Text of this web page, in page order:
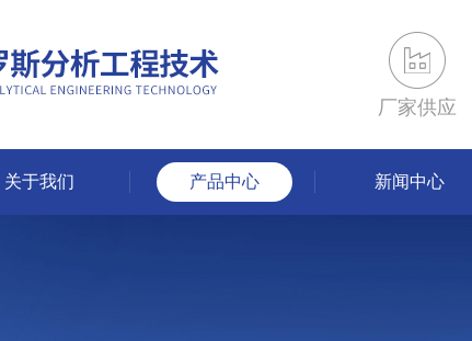
厂家供应
关于我们 产品中心 新闻中心